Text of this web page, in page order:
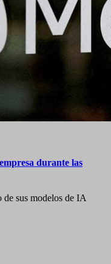
durante las
sus modelos de IA